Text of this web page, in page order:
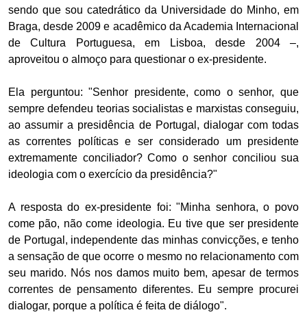
sendo que sou catedrático da Universidade do Minho, em
Braga, desde 2009 e acadêmico da Academia Internacional
de Cultura Portuguesa, em Lisboa, desde 2004 –,
aproveitou o almoço para questionar o ex-presidente.
Ela perguntou: "Senhor presidente, como o senhor, que
sempre defendeu teorias socialistas e marxistas conseguiu,
ao assumir a presidência de Portugal, dialogar com todas
as correntes políticas e ser considerado um presidente
extremamente conciliador? Como o senhor conciliou sua
ideologia com o exercício da presidência?"
A resposta do ex-presidente foi: "Minha senhora, o povo
come pão, não come ideologia. Eu tive que ser presidente
de Portugal, independente das minhas convicções, e tenho
a sensação de que ocorre o mesmo no relacionamento com
seu marido. Nós nos damos muito bem, apesar de termos
correntes de pensamento diferentes. Eu sempre procurei
dialogar, porque a política é feita de diálogo".